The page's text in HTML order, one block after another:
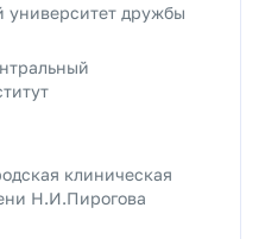
университет дружбы
клиническая
Н.И.Пирогова